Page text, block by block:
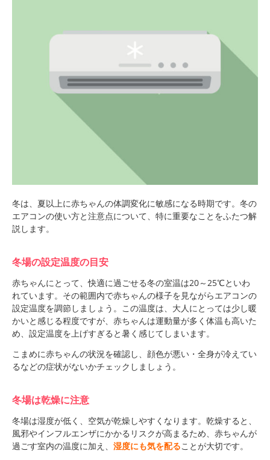
冬は、夏以上に赤ちゃんの体調変化に敏感になる時期です。冬の
エアコンの使い方と注意点について、特に重要なことをふたつ解
説します。
冬場の設定温度の目安
赤ちゃんにとって、快適に過ごせる冬の室温は20～25℃といわ
れています。その範囲内で赤ちゃんの様子を見ながらエアコンの
設定温度を調節しましょう。この温度は、大人にとっては少し暖
かいと感じる程度ですが、赤ちゃんは運動量が多く体温も高いた
め、設定温度を上げすぎると暑く感じてしまいます。
こまめに赤ちゃんの状況を確認し、顔色が悪い・全身が冷えてい
るなどの症状がないかチェックしましょう。
冬場は乾燥に注意
冬場は湿度が低く、空気が乾燥しやすくなります。乾燥すると、
風邪やインフルエンザにかかるリスクが高まるため、赤ちゃんが
過ごす室内の温度に加え、 湿度にも気を配ることが大切です。